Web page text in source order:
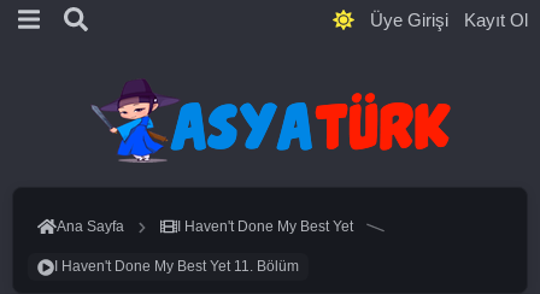
Üye Girişi Kayıt Ol
Ana Sayfa I Haven't Done My Best Yet
I Haven't Done My Best Yet 11. Bölüm